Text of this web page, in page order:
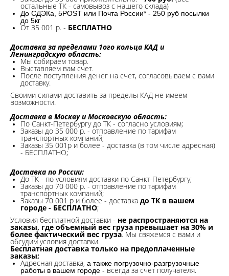
остальные ТК - самовывоз с нашего склада)
До СДЭКа, 5POST или Почта России* - 250 руб посылки
до 5кг
От 35 001 р. - БЕСПЛАТНО
Доставка за пределами 1ого кольца КАД и
Ленинградскую область:
Мы собираем товар.
Выставляем вам счет.
После поступления денег на счет, согласовываем с вами
доставку.
Своими силами доставить за пределы КАД не имеем
возможности.​
Доставка в Москву и Московскую область:
По Санкт-Петербургу до ТК - согласно условиям;
Заказы до 35 000 р. - отправление по тарифам
транспортных компаний;
Заказы 35 001р и более - доставка (в том числе адресная)
- БЕСПЛАТНО;
Доставка по России:
До ТК - по условиям доставки по Санкт-Петербургу;
Заказы до 70 000 р. - отправление по тарифам
транспортных компаний;
Заказы 70 001 р и более - доставка до ТК в вашем
городе - БЕСПЛАТНО;
Условия бесплатной доставки - не распространяются на
заказы, где объемный вес груза превышает на 30% и
более фактический вес груза. Мы свяжемся с вами и
обсудим условия доставки.
Бесплатная доставка только на предоплаченные
заказы;
Адресная доставка, а также погрузочно-разгрузочные
работы в вашем городе - всегда за счет получателя.